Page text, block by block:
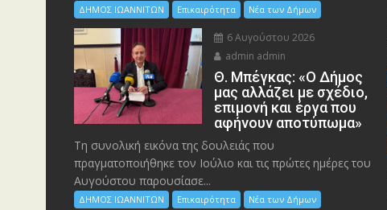
ΔΗΜΟΣ ΙΩΑΝΝΙΤΩΝ Επικαιρότητα Νέα των Δήμων
6 Αυγούστου 2026
admin admin
Θ. Μπέγκας: «Ο Δήμος
μας αλλάζει με σχέδιο,
επιμονή και έργα που
αφήνουν αποτύπωμα»
Τη συνολική εικόνα της δουλειάς που
πραγματοποιήθηκε τον Ιούλιο και τις πρώτες ημέρες του
Αυγούστου παρουσίασε...
ΔΗΜΟΣ ΙΩΑΝΝΙΤΩΝ Επικαιρότητα Νέα των Δήμων